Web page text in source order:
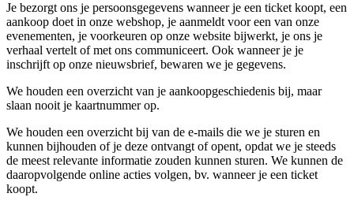
Je bezorgt ons je persoonsgegevens wanneer je een ticket koopt, een
aankoop doet in onze webshop, je aanmeldt voor een van onze
evenementen, je voorkeuren op onze website bijwerkt, je ons je
verhaal vertelt of met ons communiceert. Ook wanneer je je
inschrijft op onze nieuwsbrief, bewaren we je gegevens.
We houden een overzicht van je aankoopgeschiedenis bij, maar
slaan nooit je kaartnummer op.
We houden een overzicht bij van de e-mails die we je sturen en
kunnen bijhouden of je deze ontvangt of opent, opdat we je steeds
de meest relevante informatie zouden kunnen sturen. We kunnen de
daaropvolgende online acties volgen, bv. wanneer je een ticket
koopt.